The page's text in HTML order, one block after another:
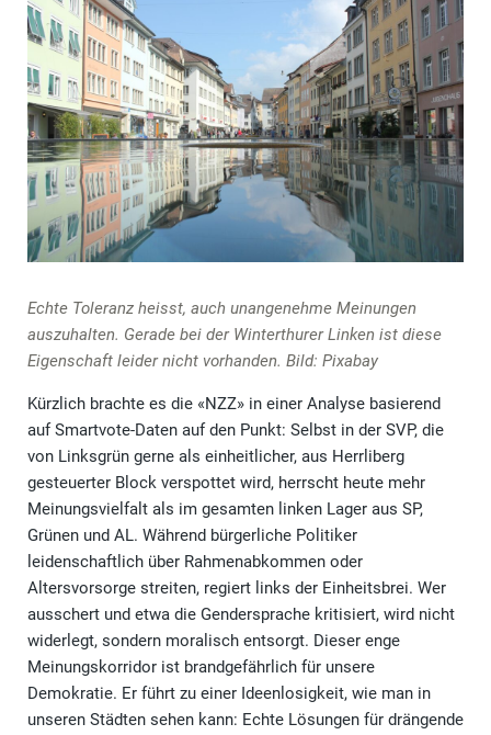
Echte Toleranz heisst, auch unangenehme Meinungen
auszuhalten. Gerade bei der Winterthurer Linken ist diese
Eigenschaft leider nicht vorhanden. Bild: Pixabay
Kürzlich brachte es die «NZZ» in einer Analyse basierend
auf Smartvote-Daten auf den Punkt: Selbst in der SVP, die
von Linksgrün gerne als einheitlicher, aus Herrliberg
gesteuerter Block verspottet wird, herrscht heute mehr
Meinungsvielfalt als im gesamten linken Lager aus SP,
Grünen und AL. Während bürgerliche Politiker
leidenschaftlich über Rahmenabkommen oder
Altersvorsorge streiten, regiert links der Einheitsbrei. Wer
ausschert und etwa die Gendersprache kritisiert, wird nicht
widerlegt, sondern moralisch entsorgt. Dieser enge
Meinungskorridor ist brandgefährlich für unsere
Demokratie. Er führt zu einer Ideenlosigkeit, wie man in
unseren Städten sehen kann: Echte Lösungen für drängende